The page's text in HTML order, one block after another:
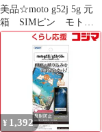
美品☆moto g52j 5g 元
箱 SIMピン モトロ
ーラ MOTOROLA
¥ 1,392